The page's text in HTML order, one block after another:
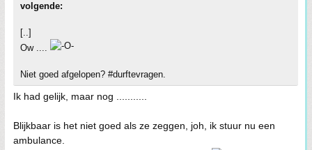
volgende:
[..]
Ow ....
Niet goed afgelopen? #durftevragen.
Ik had gelijk, maar nog ...........
Blijkbaar is het niet goed als ze zeggen, joh, ik stuur nu een
ambulance.